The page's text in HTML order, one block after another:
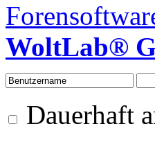
WoltLab®
Dauerhaft